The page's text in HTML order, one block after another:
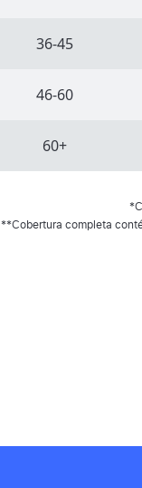
36-45
46-60
60+
**Cobertura completa